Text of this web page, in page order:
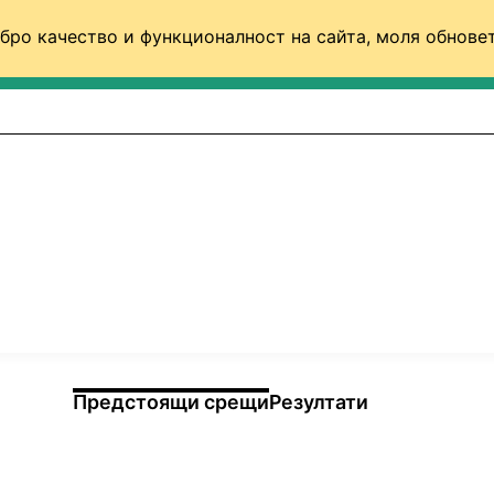
качество и функционалност на сайта, моля
Предстоящи срещиРезултати